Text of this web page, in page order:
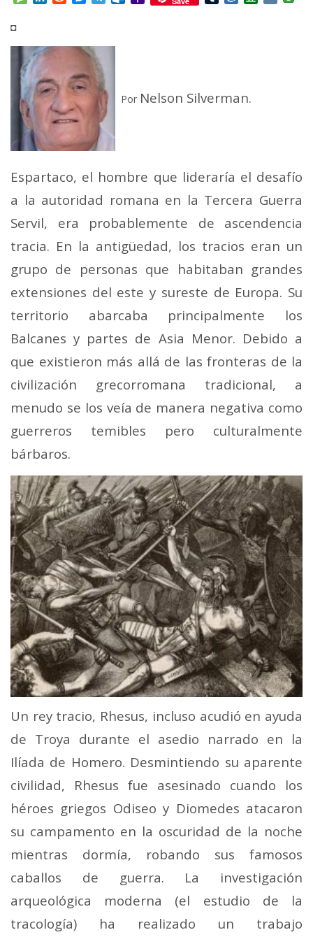
◘
Por Nelson Silverman.
Espartaco, el hombre que lideraría el desafío
a la autoridad romana en la Tercera Guerra
Servil, era probablemente de ascendencia
tracia. En la antigüedad, los tracios eran un
grupo de personas que habitaban grandes
extensiones del este y sureste de Europa. Su
territorio abarcaba principalmente los
Balcanes y partes de Asia Menor. Debido a
que existieron más allá de las fronteras de la
civilización grecorromana tradicional, a
menudo se los veía de manera negativa como
guerreros temibles pero culturalmente
bárbaros.
Un rey tracio, Rhesus, incluso acudió en ayuda
de Troya durante el asedio narrado en la
Ilíada de Homero. Desmintiendo su aparente
civilidad, Rhesus fue asesinado cuando los
héroes griegos Odiseo y Diomedes atacaron
su campamento en la oscuridad de la noche
mientras dormía, robando sus famosos
caballos de guerra. La investigación
arqueológica moderna (el estudio de la
tracología) ha realizado un trabajo